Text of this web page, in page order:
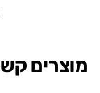
מוצרים